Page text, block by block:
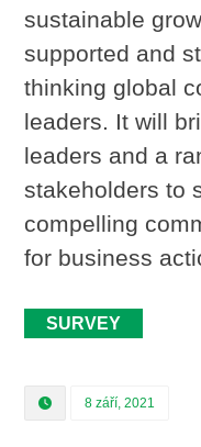
sustainable
supported and
thinking global
leaders. It will
leaders and a
stakeholders to
compelling
for business
SURVEY
8 září, 2021